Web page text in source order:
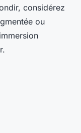
considérez
ou